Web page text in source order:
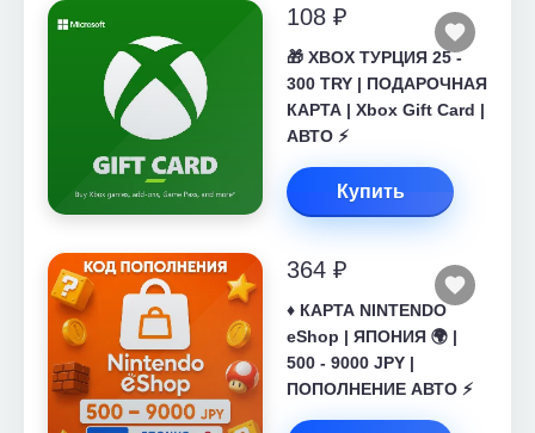
108 ₽
🎁 XBOX ТУРЦИЯ 25 -
300 TRY | ПОДАРОЧНАЯ
КАРТА | Xbox Gift Card |
АВТО ⚡
Купить
364 ₽
♦️ КАРТА NINTENDO
eShop | ЯПОНИЯ 🌍 |
500 - 9000 JPY |
ПОПОЛНЕНИЕ АВТО ⚡